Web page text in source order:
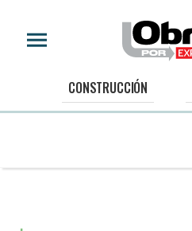
CONSTRUCCIÓN